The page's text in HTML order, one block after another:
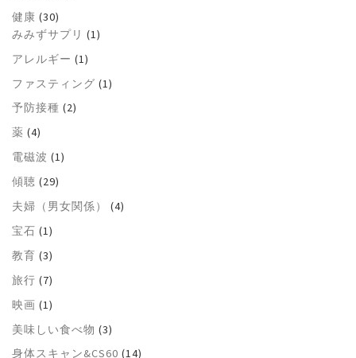
健康 (30)
みみずサプリ (1)
アレルギー (1)
ファスティング (1)
予防接種 (2)
薬 (4)
電磁波 (1)
傾聴 (29)
夫婦（男女関係）
(4)
宝石 (1)
教育 (3)
旅行 (7)
映画 (1)
美味しい食べ物 (3)
身体スキャン&CS60 (14)